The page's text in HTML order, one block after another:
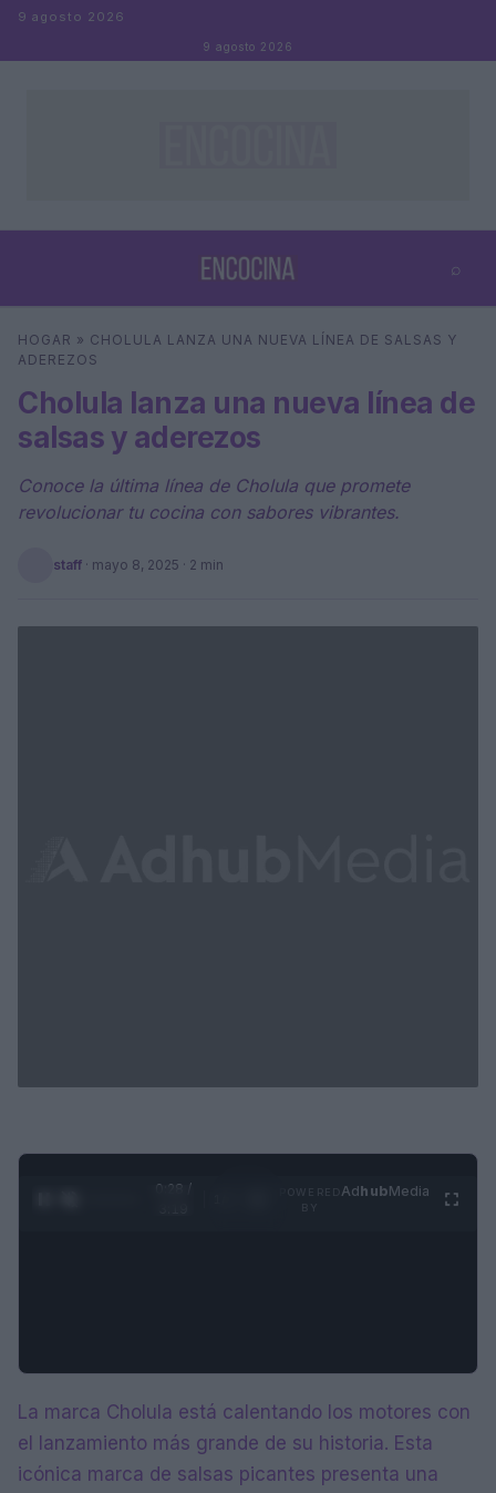
Saltar al contenido
9 agosto 2026
9 agosto 2026
⌕
Buscar ⌕ ×
HOGAR » CHOLULA LANZA UNA NUEVA LÍNEA DE SALSAS Y
ADEREZOS
Cholula lanza una nueva línea de
salsas y aderezos
Conoce la última línea de Cholula que promete
revolucionar tu cocina con sabores vibrantes.
staff · mayo 8, 2025 · 2 min
0:28 /
AdhubMedia
La marca Cholula está calentando los motores con
el lanzamiento más grande de su historia. Esta
icónica marca de salsas picantes presenta una